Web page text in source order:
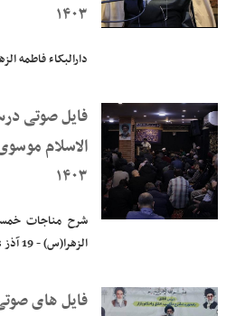
۱۴۰۳
فایل صوتی درس اخلاق حجت
الاسلام موسوی مطلق - ۱۹ آذر
۱۴۰۳
شرح مناجات خمسه عشر - دارالبکاء فاطمه
فایل های صوتی درس اخلاق